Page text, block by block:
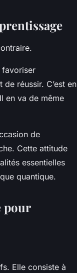
favoriser
réussir. C’est en
en va de même
de
Cette attitude
essentielles
quantique.
pour
Elle consiste à